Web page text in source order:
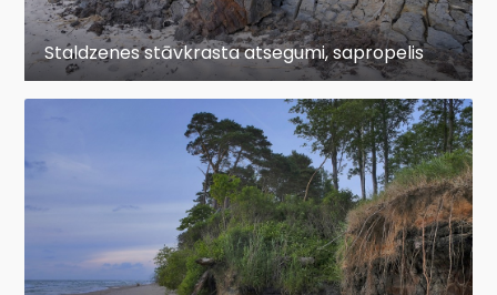
Staldzenes stāvkrasta atsegumi, sapropelis